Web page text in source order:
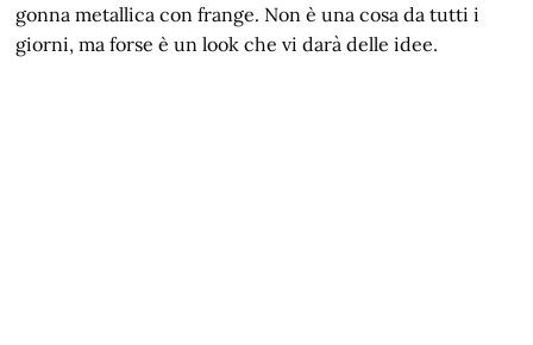
gonna metallica con frange. Non è una cosa da tutti i
giorni, ma forse è un look che vi darà delle idee.